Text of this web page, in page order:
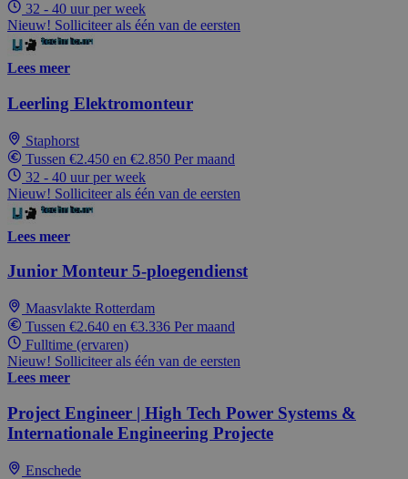
32 - 40 uur per week
Nieuw! Solliciteer als één van de eersten
Lees meer
Leerling Elektromonteur
Staphorst
Tussen €2.450 en €2.850 Per maand
32 - 40 uur per week
Nieuw! Solliciteer als één van de eersten
Lees meer
Junior Monteur 5-ploegendienst
Maasvlakte Rotterdam
Tussen €2.640 en €3.336 Per maand
Fulltime (ervaren)
Nieuw! Solliciteer als één van de eersten
Lees meer
Project Engineer | High Tech Power Systems &
Internationale Engineering Projecte
Enschede